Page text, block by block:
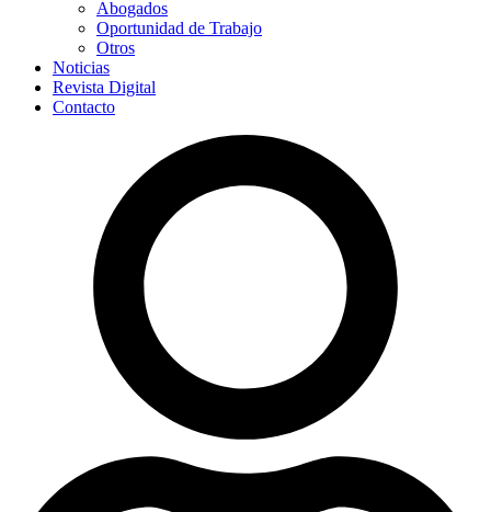
Abogados
Oportunidad de Trabajo
Otros
Noticias
Revista Digital
Contacto